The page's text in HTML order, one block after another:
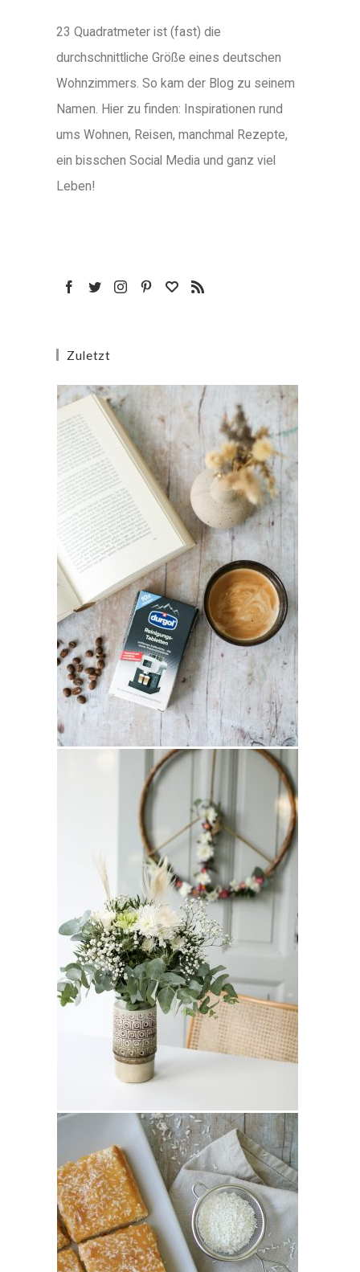
23 Quadratmeter ist (fast) die
durchschnittliche Größe eines deutschen
Wohnzimmers. So kam der Blog zu seinem
Namen. Hier zu finden: Inspirationen rund
ums Wohnen, Reisen, manchmal Rezepte,
ein bisschen Social Media und ganz viel
Leben!
Zuletzt